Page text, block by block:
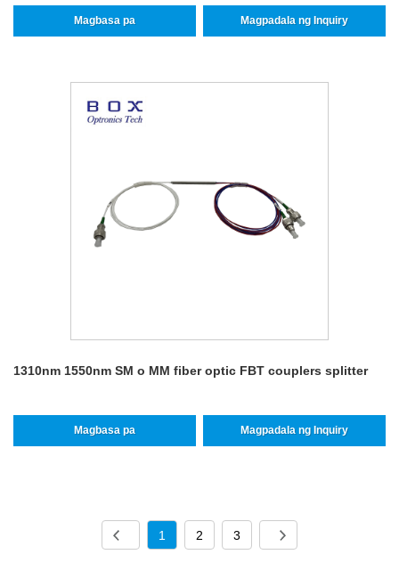
Magbasa pa Magpadala ng Inquiry
1310nm 1550nm SM o MM fiber optic FBT couplers splitter
Magbasa pa Magpadala ng Inquiry
1 2 3